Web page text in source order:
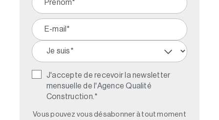
J'accepte de recevoir la newsletter
mensuelle de l'Agence Qualité
Construction. *
Vous pouvez vous désabonner à tout moment